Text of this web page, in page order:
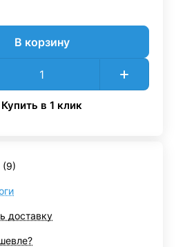
В корзину
Купить в 1 клик
(9)
доставку